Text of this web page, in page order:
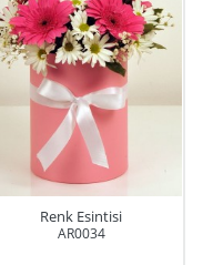
Renk Esintisi
AR0034